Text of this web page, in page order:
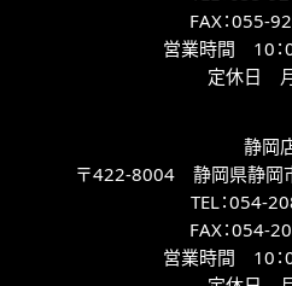
FAX：055-
営業時間 10：
定休日
静岡
〒422-8004 静岡県静岡
TEL：054-
FAX：054-
営業時間 10：